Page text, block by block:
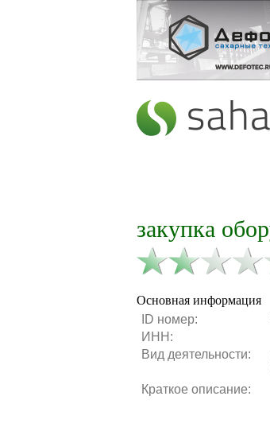
закупка
Основная информация
ID номер:
ИНН:
Вид деятельности:
Краткое описание: